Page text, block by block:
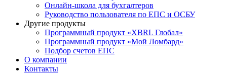
Онлайн-школа для бухгалтеров
Руководство пользователя по ЕПС и ОСБУ
Другие продукты
Программный продукт «XBRL Глобал»
Программный продукт «Мой Ломбард»
Подбор счетов ЕПС
О компании
Контакты